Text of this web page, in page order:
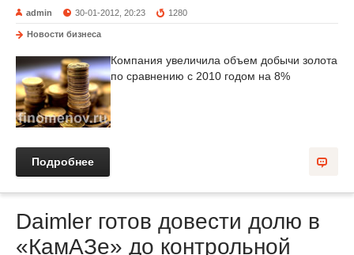
admin 30-01-2012, 20:23 1280
Новости бизнеса
Компания увеличила объем добычи золота
по сравнению с 2010 годом на 8%
Подробнее
Daimler готов довести долю в
«КамАЗе» до контрольной